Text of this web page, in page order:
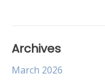
Archives
March 2026